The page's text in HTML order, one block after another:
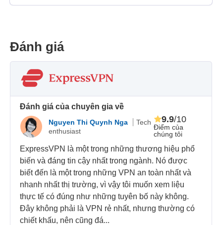
Đánh giá
Đánh giá của chuyên gia về
Nguyen Thi Quynh Nga
Tech
enthusiast
Điểm của
chúng tôi
9.9/10
ExpressVPN là một trong những thương hiệu phổ
biến và đáng tin cậy nhất trong ngành. Nó được
biết đến là một trong những VPN an toàn nhất và
nhanh nhất thị trường, vì vậy tôi muốn xem liệu
thực tế có đúng như những tuyên bố này không.
Đây không phải là VPN rẻ nhất, nhưng thường có
chiết khấu, nên cũng đá...